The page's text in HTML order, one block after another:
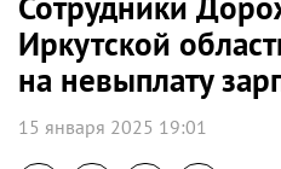
Иркутской
на невыплату
15 января 2025 19:01